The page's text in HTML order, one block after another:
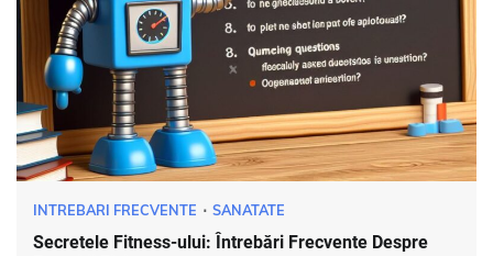
INTREBARI FRECVENTE SANATATE
Secretele Fitness-ului: Întrebări Frecvente Despre